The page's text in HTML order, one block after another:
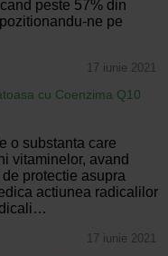
peste 57% din
ne pe
17 iunie 2021
cu Coenzima Q10
o substanta care
vitaminelor, avand
protectie asupra
actiunea radicalilor
17 iunie 2021